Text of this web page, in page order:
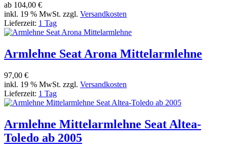
ab 104,00 €
inkl. 19 % MwSt. zzgl. Versandkosten
Lieferzeit: 1 Tag
Armlehne Seat Arona Mittelarmlehne
97,00 €
inkl. 19 % MwSt. zzgl. Versandkosten
Lieferzeit: 1 Tag
Armlehne Mittelarmlehne Seat Altea-
Toledo ab 2005